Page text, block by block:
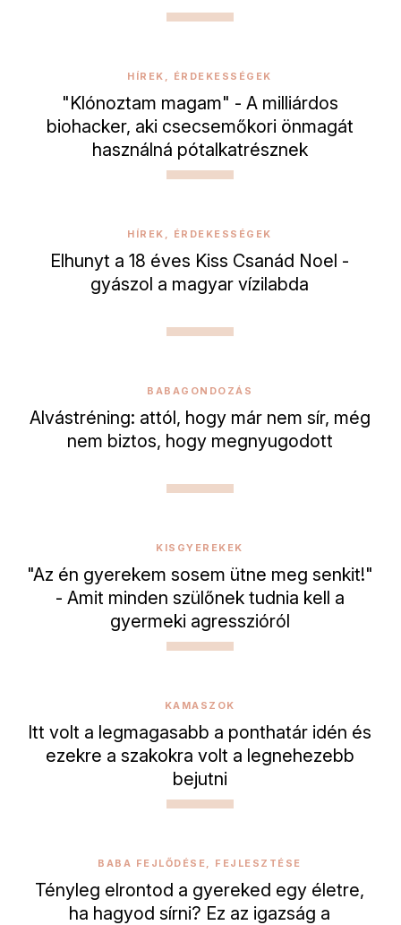
HÍREK, ÉRDEKESSÉGEK
"Klónoztam magam" - A milliárdos
biohacker, aki csecsemőkori önmagát
használná pótalkatrésznek
HÍREK, ÉRDEKESSÉGEK
Elhunyt a 18 éves Kiss Csanád Noel -
gyászol a magyar vízilabda
BABAGONDOZÁS
Alvástréning: attól, hogy már nem sír, még
nem biztos, hogy megnyugodott
KISGYEREKEK
"Az én gyerekem sosem ütne meg senkit!"
- Amit minden szülőnek tudnia kell a
gyermeki agresszióról
KAMASZOK
Itt volt a legmagasabb a ponthatár idén és
ezekre a szakokra volt a legnehezebb
bejutni
BABA FEJLŐDÉSE, FEJLESZTÉSE
Tényleg elrontod a gyereked egy életre,
ha hagyod sírni? Ez az igazság a